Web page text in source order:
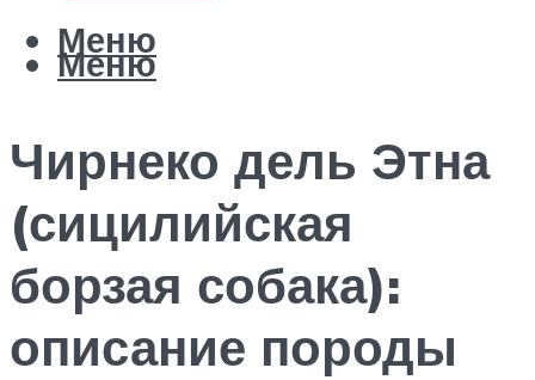
Меню
Меню
Чирнеко дель Этна
(сицилийская
борзая собака):
описание породы